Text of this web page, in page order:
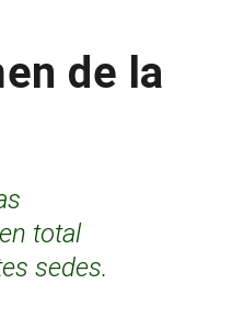
de la
total
sedes.